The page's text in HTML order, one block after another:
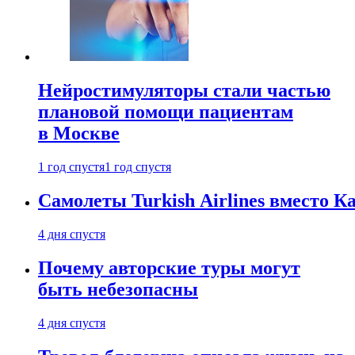
Нейростимуляторы стали частью
плановой помощи пациентам
в Москве
1 год спустя1 год спустя
Самолеты Turkish Airlines вместо
4 дня спустя
Почему авторские туры могут
быть небезопасны
4 дня спустя